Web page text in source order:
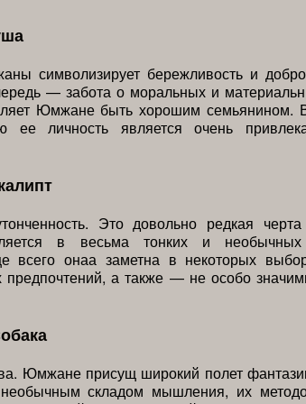
символизирует бережливость и
— забота о моральных и
Юмжане быть хорошим семьянином.
ее личность является очень
Это довольно редкая черта
в весьма тонких и необычных
всего онаа заметна в некоторых
предпочтений, а также — не особо
Юмжане присущ широкий полет
складом мышления, их